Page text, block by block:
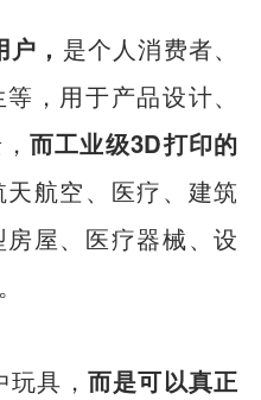
， 是个人消费者、
，用于产品设计、
而工业级3D打印的
航空、医疗、建筑
屋、医疗器械、设
具， 而是可以真正